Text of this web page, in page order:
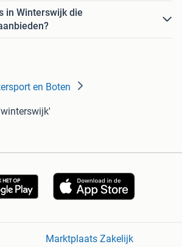
in Winterswijk die
en Boten
Marktplaats Zakelijk